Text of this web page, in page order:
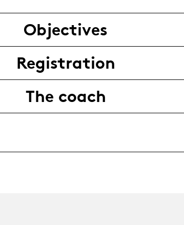
Objectives
Registration
The coach